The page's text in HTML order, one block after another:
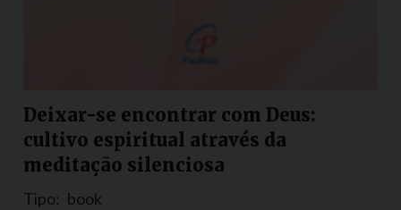
Deixar-se encontrar com Deus:
cultivo espiritual através da
meditação silenciosa
Tipo: book